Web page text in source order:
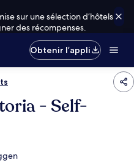
sur une sélection d’hôtels
des récompenses.
Obtenir l’appli
- Self-